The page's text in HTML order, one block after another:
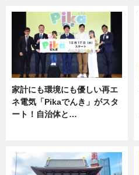
家計にも環境にも優しい再エ
ネ電気「Pikaでんき」がスタ
ート！自治体と…